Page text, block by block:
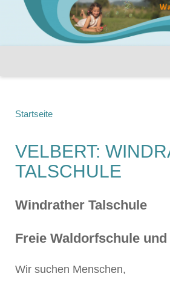
Startseite
VELBERT:
TALSCHULE
Windrather Talschule
Freie Waldorfschule
Wir suchen Menschen,